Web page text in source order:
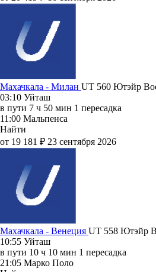
Махачкала - Милан UT 560 Ютэйр
03:10 Уйташ
в пути 7 ч 50 мин 1 пересадка
11:00 Мальпенса
Найти
от 19 181 ₽ 23 сентября 2026
Махачкала - Венеция UT 558 Ютэйр
10:55 Уйташ
в пути 10 ч 10 мин 1 пересадка
21:05 Марко Поло